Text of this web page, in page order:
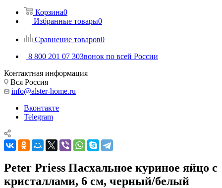
Корзина0
Избранные товары0
Сравнение товаров0
8 800 201 07 30Звонок по всей России
Контактная информация
Вся Россия
info@alster-home.ru
Вконтакте
Telegram
Peter Priess Пасхальное куриное яйцо с
кристаллами, 6 см, черный/белый